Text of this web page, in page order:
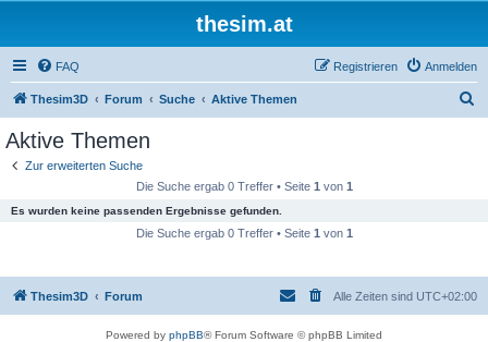
thesim.at
FAQ Anmelden
Registrieren
Thesim3D Forum Suche Aktive Themen
Aktive Themen
Zur erweiterten Suche
Die Suche ergab 0 Treffer • Seite 1 von 1
Es wurden keine passenden Ergebnisse gefunden.
Die Suche ergab 0 Treffer • Seite 1 von 1
Thesim3D Forum Alle Zeiten sind UTC+02:00
Powered by phpBB® Forum Software © phpBB Limited